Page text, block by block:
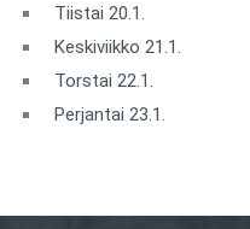
Tiistai 20.1.
Keskiviikko 21.1.
Torstai 22.1.
Perjantai 23.1.